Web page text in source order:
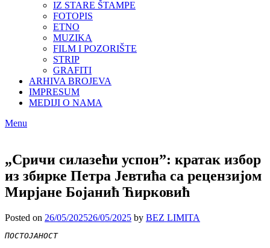
IZ STARE ŠTAMPE
FOTOPIS
ETNO
MUZIKA
FILM I POZORIŠTE
STRIP
GRAFITI
ARHIVA BROJEVA
IMPRESUM
MEDIJI O NAMA
Menu
„Сричи силазећи успонˮ: кратак избор
из збирке Петра Јевтића са рецензијом
Мирјане Бојанић Ћирковић
Posted on 26/05/202526/05/2025 by BEZ LIMITA